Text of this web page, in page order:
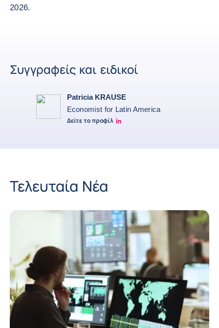
2026.
Συγγραφείς και ειδικοί
Patricia KRAUSE
Economist for Latin America
Δείτε το προφίλ
Patricia Linkedin
Τελευταία Νέα